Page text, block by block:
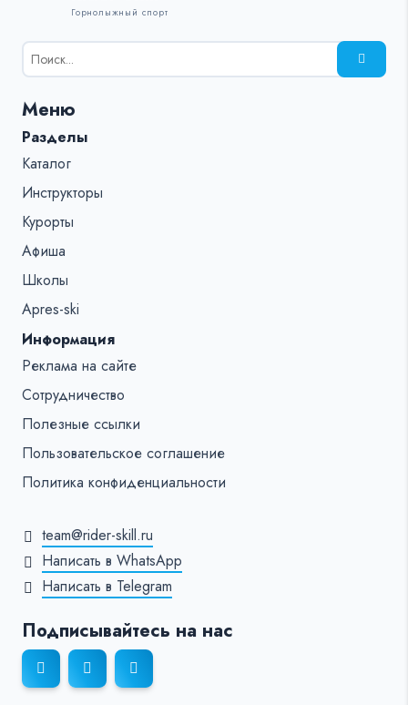
Горнолыжный спорт
Результаты
поиска
%s:
Меню
Разделы
Каталог
Инструкторы
Курорты
Афиша
Школы
Apres-ski
Информация
Реклама на сайте
Сотрудничество
Полезные ссылки
Пользовательское соглашение
Политика конфиденциальности
team@rider-skill.ru
Написать в WhatsApp
Написать в Telegram
Подписывайтесь на нас